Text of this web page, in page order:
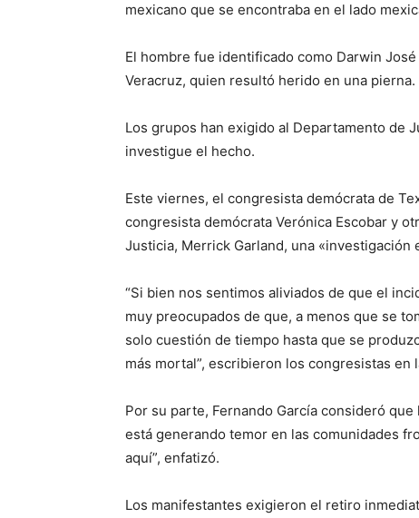
mexicano que se encontraba en el lado
El hombre fue identificado como Darwin
Veracruz, quien resultó herido en una pierna.
Los grupos han exigido al Departamento de
investigue el hecho.
Este viernes, el congresista demócrata de
congresista demócrata Verónica Escobar y
Justicia, Merrick Garland, una «investigación
“Si bien nos sentimos aliviados de que el
muy preocupados de que, a menos que se
solo cuestión de tiempo hasta que se
más mortal”, escribieron los congresistas en
Por su parte, Fernando García consideró
está generando temor en las comunidades
aquí”, enfatizó.
Los manifestantes exigieron el retiro